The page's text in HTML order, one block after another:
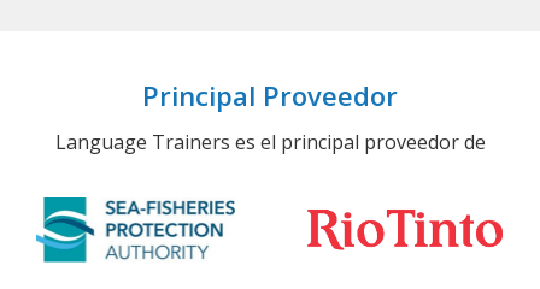
Principal Proveedor
Language Trainers es el principal proveedor de